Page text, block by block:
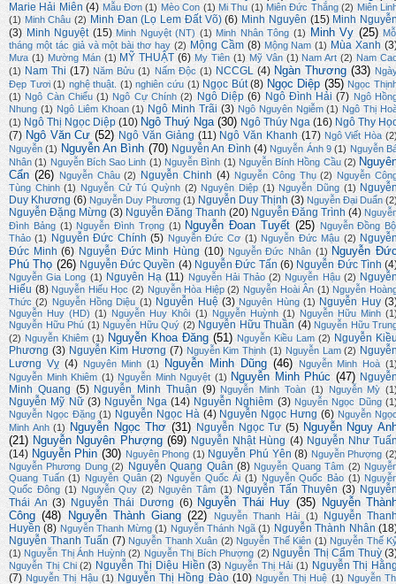
Marie Hải Miên (4) Mẫu Đơn (1) Mèo Con (1) Mi Thu (1) Miên Đức Thắng (2) Miên
(1) Minh Châu (2) Minh Đan (Lọ Lem Đất Võ) (6) Minh Nguyên (15) Minh
(3) Minh Nguyệt (15) Minh Nguyệt (NT) (1) Minh Nhân Tông (1) Minh Vy (25)
tháng một tác giả và một bài thơ hay (2) Mộng Cầm (8) Mộng Nam (1) Mùa Xanh
Mưa (1) Mường Mán (1) MỸ THUẬT (6) My Tiên (1) Mỹ Vân (1) Nam Art (2) Nam
(1) Nam Thi (17) Năm Bửu (1) Nấm Độc (1) NCCGL (4) Ngàn Thương (33)
Đẹp Tươi (1) nghệ thuật. (1) nghiên cứu (1) Ngọc Bút (8) Ngọc Diệp (35) Ngọc
(1) Ngô Càn Chiểu (1) Ngô Cự Chính (2) Ngô Diệp (6) Ngô Đình Hải (7) Ngô
Nhung (1) Ngô Liêm Khoan (1) Ngô Minh Trãi (3) Ngô Nguyên Ngiễm (1) Ngô Thị
(1) Ngô Thị Ngọc Diệp (10) Ngô Thuý Nga (30) Ngô Thúy Nga (16) Ngô Thy
(7) Ngô Văn Cư (52) Ngô Văn Giảng (11) Ngô Văn Khanh (17) Ngô Viết Hòa
Nguyễn (1) Nguyễn An Bình (70) Nguyễn An Đình (4) Nguyễn Ánh 9 (1) Nguyễn
Nhân (1) Nguyễn Bích Sao Linh (1) Nguyễn Bình (1) Nguyễn Bính Hồng Cầu (2)
Cẩn (26) Nguyễn Châu (2) Nguyễn Chinh (4) Nguyễn Công Thụ (2) Nguyễn
Tùng Chinh (1) Nguyễn Cử Tú Quỳnh (2) Nguyên Diệp (1) Nguyễn Dũng (1)
Duy Khương (6) Nguyễn Duy Phương (1) Nguyễn Duy Thịnh (3) Nguyễn Đại Duẩn
Nguyễn Đặng Mừng (3) Nguyễn Đăng Thanh (20) Nguyễn Đăng Trình (4)
Đình Bảng (1) Nguyễn Đình Trọng (1) Nguyễn Đoan Tuyết (25)
Nguyễn Đồng
Thảo (1) Nguyễn Đức Chính (5) Nguyễn Đức Cơ (1) Nguyễn Đức Mậu (2)
Đức Minh (6) Nguyễn Đức Minh Hùng (10) Nguyễn Đức Nhân (1) Nguyễn
Phú Thọ (26) Nguyễn Đức Quyền (4) Nguyễn Đức Tấn (6) Nguyễn Đức Tình
Nguyễn Gia Long (1) Nguyên Hạ (11) Nguyễn Hải Thảo (2) Nguyễn Hậu (2)
Hiếu (8) Nguyễn Hiếu Học (2) Nguyễn Hòa Hiệp (2) Nguyễn Hoài Ân (1) Nguyễn
Thức (2) Nguyễn Hồng Diệu (1) Nguyễn Huệ (3) Nguyên Hùng (1) Nguyễn Huy
Nguyễn Huy (HD) (1) Nguyễn Huy Khôi (1) Nguyễn Huỳnh (1) Nguyễn Hữu Minh
Nguyễn Hữu Phú (1) Nguyễn Hữu Quý (2) Nguyễn Hữu Thuần (4) Nguyễn Hữu
(2) Nguyễn Khiêm (1) Nguyễn Khoa Đăng (51) Nguyễn Kiều Lam (2) Nguyễn
Phương (3) Nguyễn Kim Hương (7) Nguyễn Kim Thịnh (1) Nguyễn Lam (2)
Lương Vỵ (4) Nguyên Minh (1) Nguyễn Minh Dũng (46) Nguyễn Minh Hoà
Nguyễn Minh Khiêm (1) Nguyễn Minh Nguyệt (1) Nguyễn Minh Phúc (47)
Minh Quang (5) Nguyễn Minh Thuận (9) Nguyễn Minh Toàn (1) Nguyễn Mỳ
Nguyễn Mỹ Nữ (3) Nguyễn Nga (14) Nguyễn Nghiêm (3) Nguyễn Ngọc Dũng
Nguyễn Ngọc Đặng (1) Nguyễn Ngọc Hà (4) Nguyễn Ngọc Hưng (6) Nguyễn
Minh Anh (1) Nguyễn Ngọc Thơ (31) Nguyễn Ngọc Tư (5) Nguyễn Nguy
(21) Nguyễn Nguyên Phượng (69) Nguyễn Nhật Hùng (4) Nguyễn Như
(14) Nguyễn Phin (30) Nguyên Phong (1) Nguyễn Phú Yên (8) Nguyễn Phượng
Nguyễn Phương Dung (2) Nguyễn Quang Quân (8) Nguyễn Quang Tâm (2)
Quang Tuấn (1) Nguyễn Quân (2) Nguyễn Quốc Ái (1) Nguyễn Quốc Bảo (1)
Quốc Đông (1) Nguyễn Quy (2) Nguyên Tâm (1) Nguyễn Tấn Thuyên (3)
Thái An (3) Nguyễn Thái Dương (6) Nguyễn Thái Huy (35)
Nguyễn
Công (48) Nguyễn Thành Giang (22) Nguyễn Thanh Hải (1)
Nguyễn
Huyền (8) Nguyễn Thanh Mừng (1) Nguyễn Thánh Ngã (1) Nguyễn Thành Nhân
Nguyễn Thanh Tuấn (7) Nguyễn Thanh Xuân (2) Nguyễn Thế Kiên (1) Nguyễn Thế
(1) Nguyễn Thị Ánh Huỳnh (2) Nguyễn Thị Bích Phượng (2) Nguyễn Thị Cẩm Thuỳ
Nguyễn Thị Chi (2) Nguyễn Thị Diệu Hiền (3) Nguyễn Thị Hải (1) Nguyễn Thị
(7) Nguyễn Thị Hậu (1) Nguyễn Thị Hồng Đào (10) Nguyễn Thị Huệ (1) Nguyễn